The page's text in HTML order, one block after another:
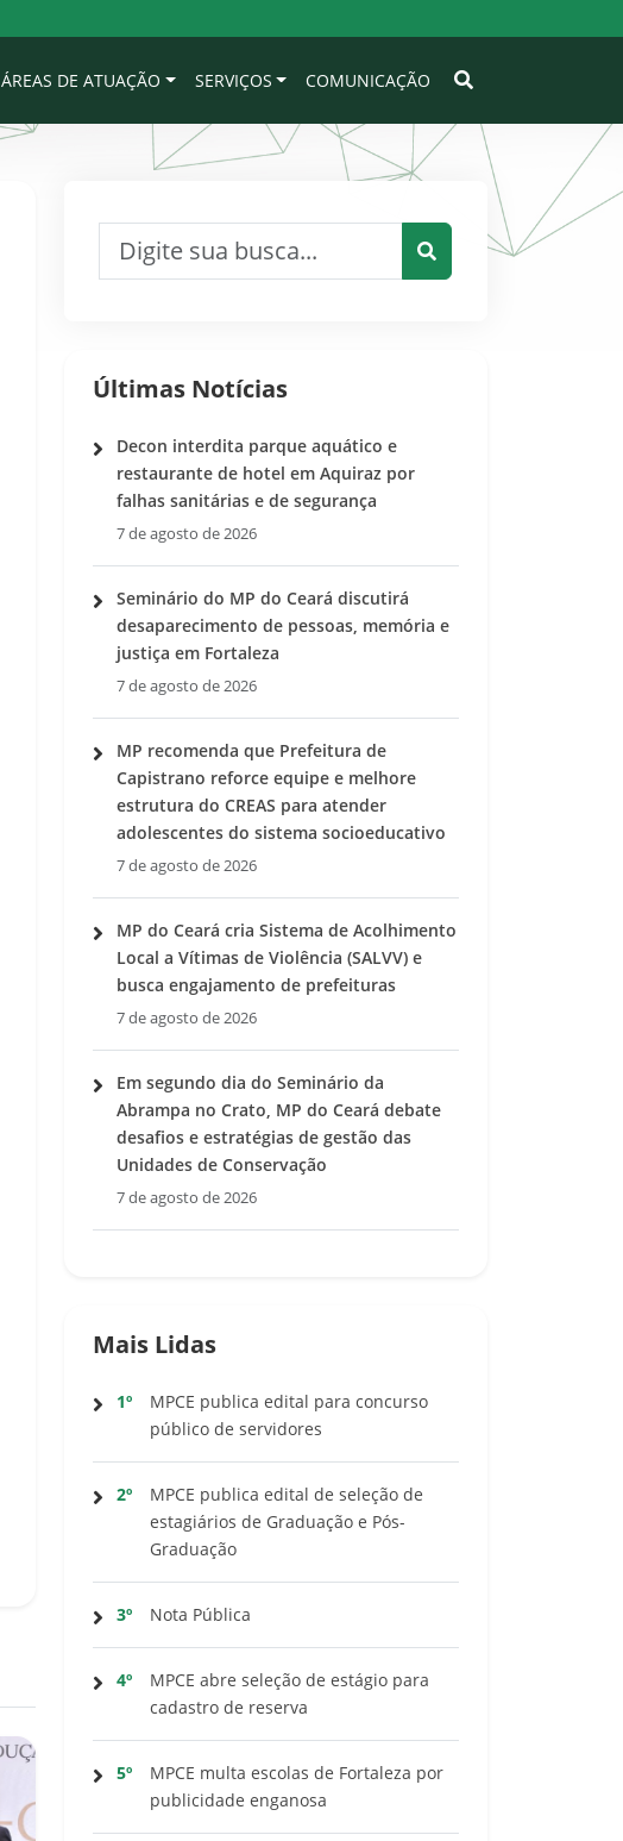
ÁREAS DE ATUAÇÃO SERVIÇOS COMUNICAÇÃO
Pesquisar
Últimas Notícias
Decon interdita parque aquático e
restaurante de hotel em Aquiraz por
falhas sanitárias e de segurança
7 de agosto de 2026
Seminário do MP do Ceará discutirá
desaparecimento de pessoas, memória e
justiça em Fortaleza
7 de agosto de 2026
MP recomenda que Prefeitura de
Capistrano reforce equipe e melhore
estrutura do CREAS para atender
adolescentes do sistema socioeducativo
7 de agosto de 2026
MP do Ceará cria Sistema de Acolhimento
Local a Vítimas de Violência (SALVV) e
busca engajamento de prefeituras
7 de agosto de 2026
Em segundo dia do Seminário da
Abrampa no Crato, MP do Ceará debate
desafios e estratégias de gestão das
Unidades de Conservação
7 de agosto de 2026
Mais Lidas
1º
MPCE publica edital para concurso
público de servidores
2º
MPCE publica edital de seleção de
estagiários de Graduação e Pós-
Graduação
3º Nota Pública
4º
MPCE abre seleção de estágio para
cadastro de reserva
5º
MPCE multa escolas de Fortaleza por
publicidade enganosa